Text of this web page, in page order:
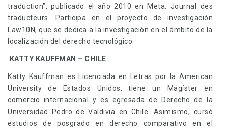
traduction”, publicado el año 2010 en Meta: Journal des
traducteurs. Participa en el proyecto de investigación
Law10N, que se dedica a la investigación en el ámbito de la
localización del derecho tecnológico.
KATTY KAUFFMAN – CHILE
Katty Kauffman es Licenciada en Letras por la American
University de Estados Unidos, tiene un Magíster en
comercio internacional y es egresada de Derecho de la
Universidad Pedro de Valdivia en Chile. Asimismo, cursó
estudios de posgrado en derecho comparativo en el